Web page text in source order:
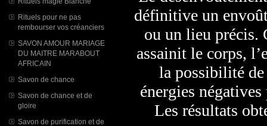
Rituels pour ne pas
rembourser vos créanciers
SAVON AMOUR MARIAGE
DU MAITRE MARABOUT
AFRICAIN
Savon de chance
Savon de chance et de
gloire
Savon de purification et de
définitive un
ou un lieu précis.
assainit le corps,
la possibilité de
énergies
Les résultats